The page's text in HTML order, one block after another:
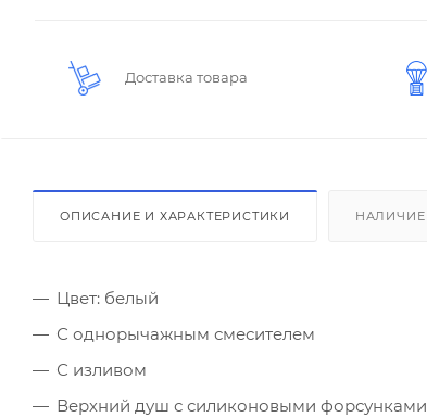
Доставка товара
ОПИСАНИЕ И ХАРАКТЕРИСТИКИ НАЛИЧИЕ
Цвет: белый
С однорычажным смесителем
С изливом
Верхний душ с силиконовыми форсунками